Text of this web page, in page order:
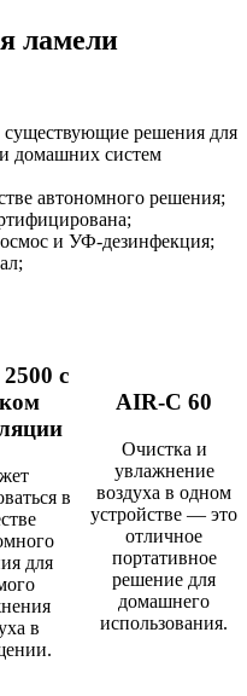
ламели
решения для
домашних систем
автономного решения;
и УФ-дезинфекция;
с
в
для
в
AIR-С 60
Очистка и
увлажнение
воздуха в одном
устройстве — это
отличное
портативное
решение для
домашнего
использования.